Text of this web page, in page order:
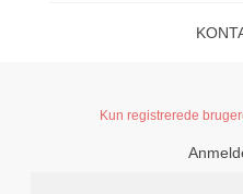
Kun registrerede